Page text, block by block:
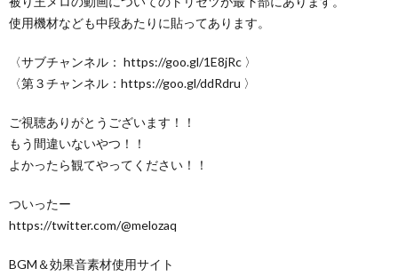
使用機材なども中段あたりに貼ってあります。
〈サブチャンネル： https://goo.gl/1E8jRc 〉
〈第３チャンネル：https://goo.gl/ddRdru 〉
ご視聴ありがとうございます！！
もう間違いないやつ！！
よかったら観てやってください！！
ついったー
https://twitter.com/@melozaq
BGM＆効果音素材使用サイト